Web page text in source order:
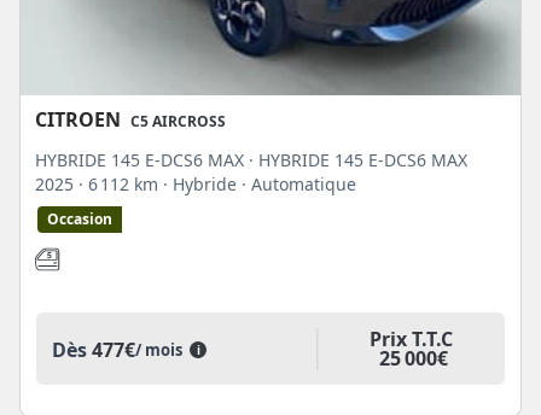
CITROEN C5 AIRCROSS
HYBRIDE 145 E-DCS6 MAX · HYBRIDE 145 E-DCS6 MAX
2025 · 6 112 km · Hybride · Automatique
Occasion
Dès477€/ mois i Prix T.T.C
25 000€